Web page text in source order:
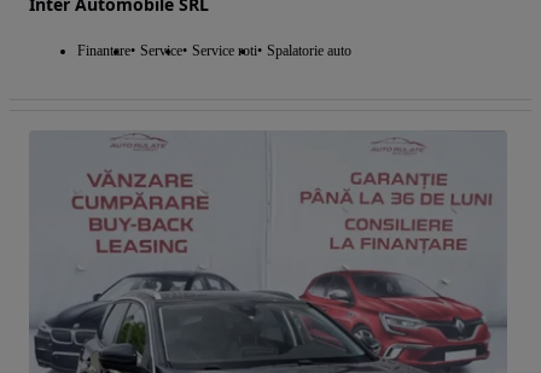
Finantare Service Service roti Spalatorie auto